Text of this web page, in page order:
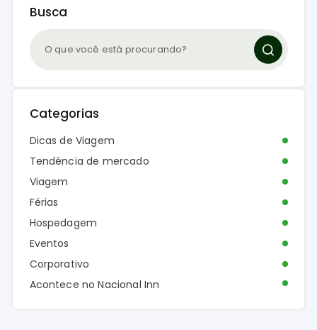
Busca
Categorias
Dicas de Viagem
Tendência de mercado
Viagem
Férias
Hospedagem
Eventos
Corporativo
Acontece no Nacional Inn